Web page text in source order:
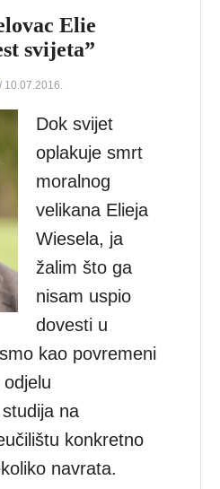
Elie
svijeta”
/ 10.07.2016.
Dok svijet
oplakuje smrt
moralnog
velikana Elieja
Wiesela, ja
žalim što ga
nisam uspio
dovesti u
kao povremeni
na
konkretno
navrata.